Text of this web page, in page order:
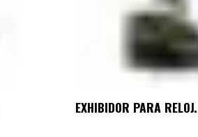
EXHIBIDOR PARA RELOJ.